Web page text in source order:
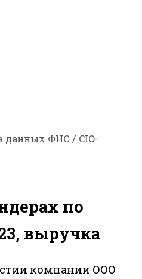
данных ФНС / CIO-
по
выручка
компании ООО